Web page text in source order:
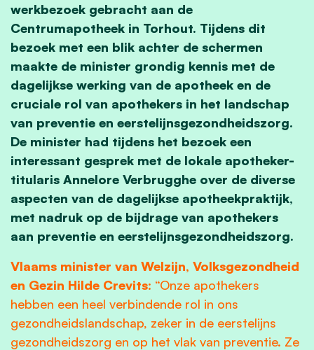
werkbezoek gebracht aan de
Centrumapotheek in Torhout. Tijdens dit
bezoek met een blik achter de schermen
maakte de minister grondig kennis met de
dagelijkse werking van de apotheek en de
cruciale rol van apothekers in het landschap
van preventie en eerstelijnsgezondheidszorg.
De minister had tijdens het bezoek een
interessant gesprek met de lokale apotheker-
titularis Annelore Verbrugghe over de diverse
aspecten van de dagelijkse apotheekpraktijk,
met nadruk op de bijdrage van apothekers
aan preventie en eerstelijnsgezondheidszorg.
Vlaams minister van Welzijn, Volksgezondheid
en Gezin Hilde Crevits: “Onze apothekers
hebben een heel verbindende rol in ons
gezondheidslandschap, zeker in de eerstelijns
gezondheidszorg en op het vlak van preventie. Ze